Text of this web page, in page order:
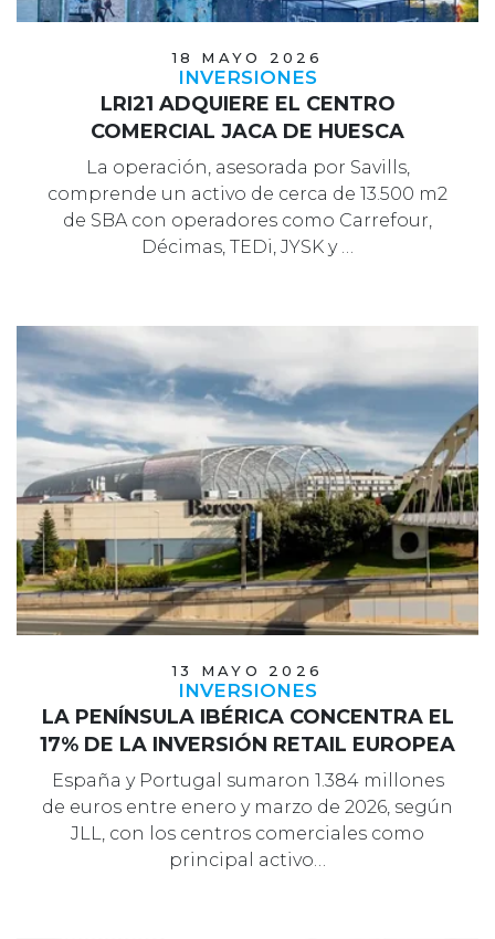
18 MAYO 2026
INVERSIONES
LRI21 ADQUIERE EL CENTRO
COMERCIAL JACA DE HUESCA
La operación, asesorada por Savills,
comprende un activo de cerca de 13.500 m2
de SBA con operadores como Carrefour,
Décimas, TEDi, JYSK y …
13 MAYO 2026
INVERSIONES
LA PENÍNSULA IBÉRICA CONCENTRA EL
17% DE LA INVERSIÓN RETAIL EUROPEA
España y Portugal sumaron 1.384 millones
de euros entre enero y marzo de 2026, según
JLL, con los centros comerciales como
principal activo…